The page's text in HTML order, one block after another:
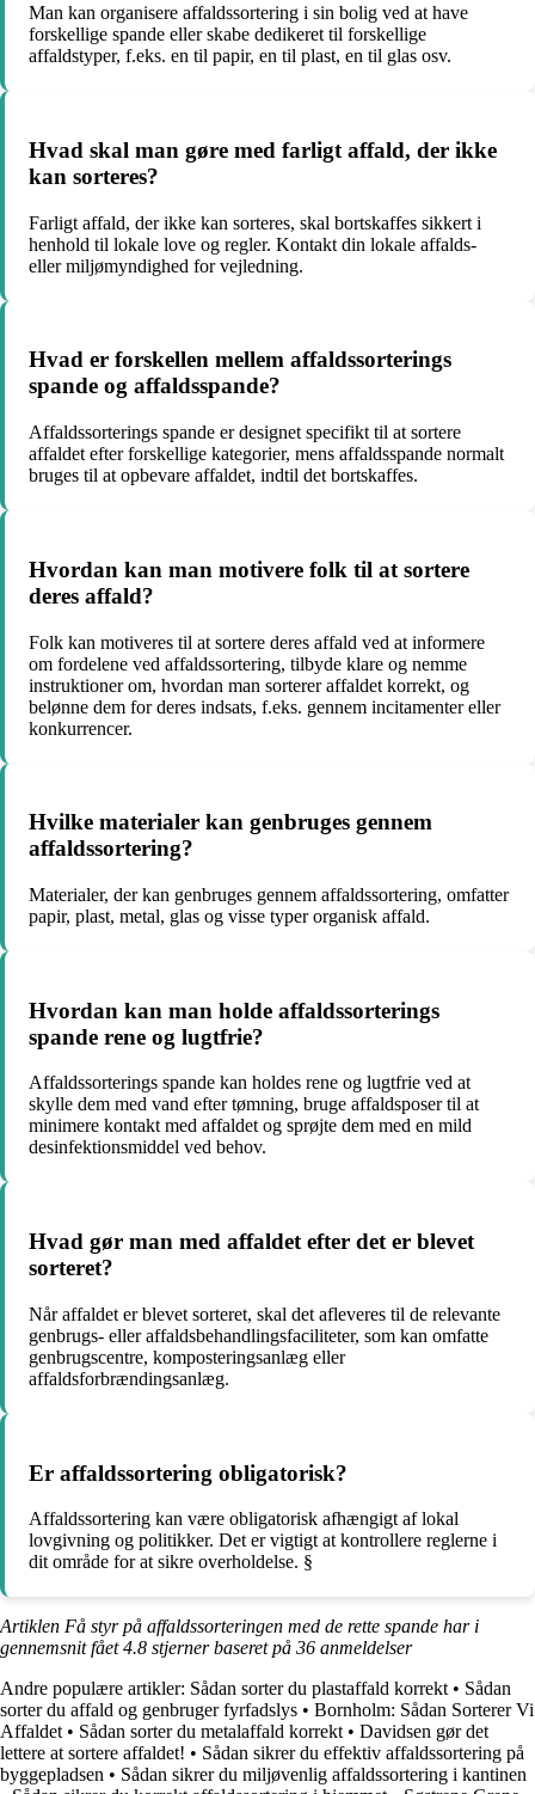
Man kan organisere affaldssortering i sin bolig ved at have
forskellige spande eller skabe dedikeret til forskellige
affaldstyper, f.eks. en til papir, en til plast, en til glas osv.
Hvad skal man gøre med farligt affald, der ikke
kan sorteres?
Farligt affald, der ikke kan sorteres, skal bortskaffes sikkert i
henhold til lokale love og regler. Kontakt din lokale affalds-
eller miljømyndighed for vejledning.
Hvad er forskellen mellem affaldssorterings
spande og affaldsspande?
Affaldssorterings spande er designet specifikt til at sortere
affaldet efter forskellige kategorier, mens affaldsspande normalt
bruges til at opbevare affaldet, indtil det bortskaffes.
Hvordan kan man motivere folk til at sortere
deres affald?
Folk kan motiveres til at sortere deres affald ved at informere
om fordelene ved affaldssortering, tilbyde klare og nemme
instruktioner om, hvordan man sorterer affaldet korrekt, og
belønne dem for deres indsats, f.eks. gennem incitamenter eller
konkurrencer.
Hvilke materialer kan genbruges gennem
affaldssortering?
Materialer, der kan genbruges gennem affaldssortering, omfatter
papir, plast, metal, glas og visse typer organisk affald.
Hvordan kan man holde affaldssorterings
spande rene og lugtfrie?
Affaldssorterings spande kan holdes rene og lugtfrie ved at
skylle dem med vand efter tømning, bruge affaldsposer til at
minimere kontakt med affaldet og sprøjte dem med en mild
desinfektionsmiddel ved behov.
Hvad gør man med affaldet efter det er blevet
sorteret?
Når affaldet er blevet sorteret, skal det afleveres til de relevante
genbrugs- eller affaldsbehandlingsfaciliteter, som kan omfatte
genbrugscentre, komposteringsanlæg eller
affaldsforbrændingsanlæg.
Er affaldssortering obligatorisk?
Affaldssortering kan være obligatorisk afhængigt af lokal
lovgivning og politikker. Det er vigtigt at kontrollere reglerne i
dit område for at sikre overholdelse. §
Artiklen Få styr på affaldssorteringen med de rette spande har i
gennemsnit fået4.8 stjerner baseret på 36 anmeldelser
Andre populære artikler: Sådan sorter du plastaffald korrekt • Sådan
sorter du affald og genbruger fyrfadslys • Bornholm: Sådan Sorterer Vi
Affaldet • Sådan sorter du metalaffald korrekt • Davidsen gør det
lettere at sortere affaldet! • Sådan sikrer du effektiv affaldssortering på
byggepladsen • Sådan sikrer du miljøvenlig affaldssortering i kantinen